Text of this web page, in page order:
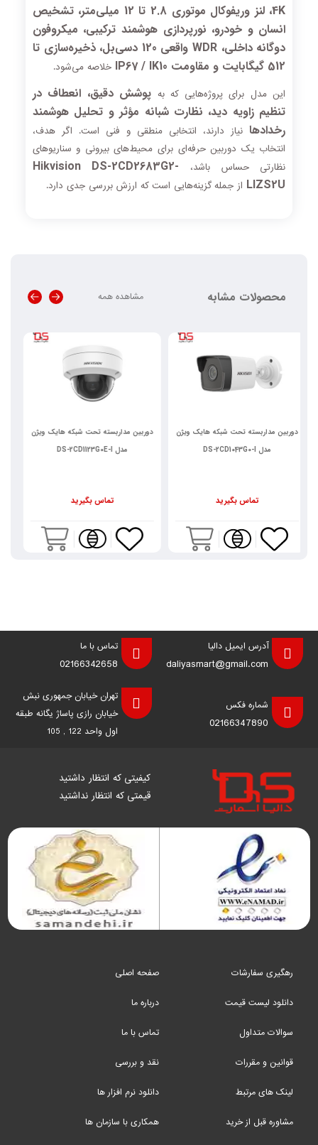
4K، لنز وریفوکال موتوری 2.8 تا 12 میلی‌متر، تشخیص
انسان و خودرو، نورپردازی هوشمند ترکیبی، میکروفون
دوگانه داخلی، WDR واقعی 120 دسی‌بل، ذخیره‌سازی تا
512 گیگابایت و مقاومت IP67 / IK10
خلاصه می‌شود.
این مدل برای پروژه‌هایی که به پوشش دقیق، انعطاف در
تنظیم زاویه دید، نظارت شبانه مؤثر و تحلیل هوشمند
رخدادها نیاز دارند، انتخابی منطقی و فنی است. اگر هدف،
انتخاب یک دوربین حرفه‌ای برای محیط‌های بیرونی و سناریوهای
نظارتی حساس باشد، Hikvision DS-2CD2683G2-
LIZS2U از جمله گزینه‌هایی است که ارزش بررسی جدی دارد.
محصولات مشابه مشاهده همه
دوربین مداربسته تحت شبکه هایک ویژن
مدل DS-2CD1123G0E-I
تماس بگیرید
دوربین مداربسته تحت شبکه هایک ویژن
مدل DS-2CD1643G0-I
تماس بگیرید
آدرس ایمیل دالیا
daliyasmart@gmail.com
تماس با ما
02166342658
شماره فکس
02166347890
تهران خیابان جمهوری نبش
خیابان رازی پاساژ یگانه طبقه
اول واحد 122 , 105
کیفیتی که انتظار داشتید
قیمتی که انتظار نداشتید
رهگیری سفارشات
دانلود لیست قیمت
سوالات متداول
قوانین و مقررات
لینک های مرتبط
مشاوره قبل از خرید
صفحه اصلی
درباره ما
تماس با ما
نقد و بررسی
دانلود نرم افزار ها
همکاری با سازمان ها